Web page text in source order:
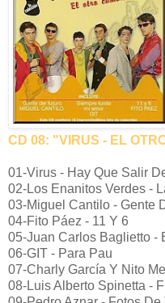
CD 08: "VIRUS - EL
01-Virus - Hay Que Salir
02-Los Enanitos Verdes -
03-Miguel Cantilo - Gente
04-Fito Páez - 11 Y 6
05-Juan Carlos Baglietto -
06-GIT - Para Pau
07-Charly García Y Nito
08-Luis Alberto Spinetta -